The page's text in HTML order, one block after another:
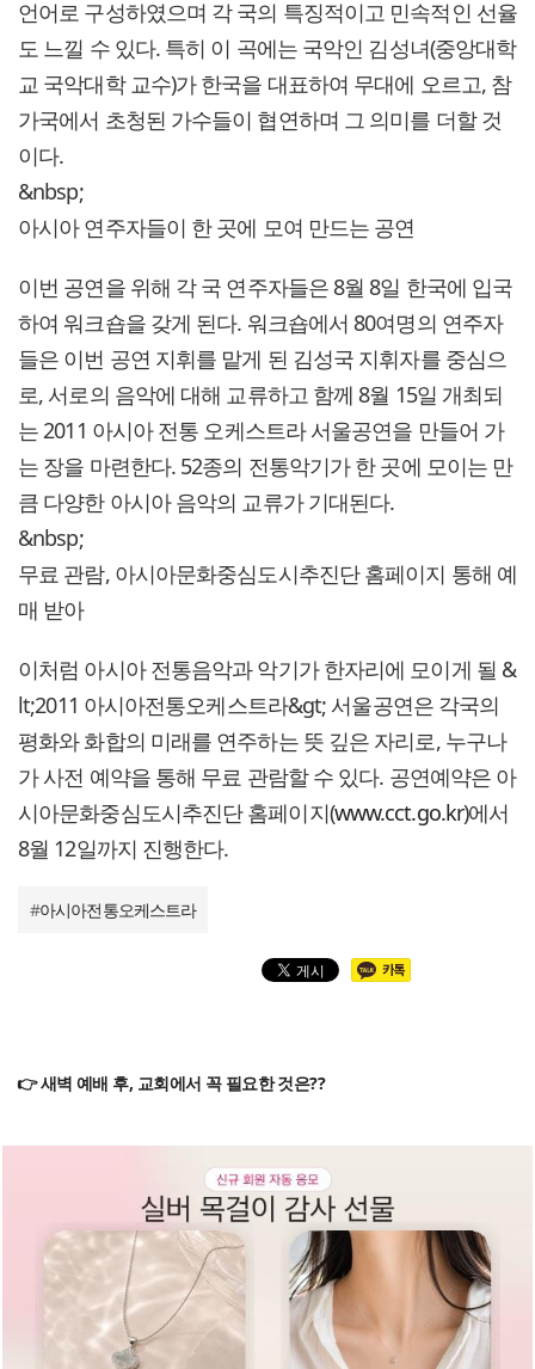
언어로 구성하였으며 각 국의 특징적이고 민속적인 선율
도 느낄 수 있다. 특히 이 곡에는 국악인 김성녀(중앙대학
교 국악대학 교수)가 한국을 대표하여 무대에 오르고, 참
가국에서 초청된 가수들이 협연하며 그 의미를 더할 것
이다.
&nbsp;
아시아 연주자들이 한 곳에 모여 만드는 공연
이번 공연을 위해 각 국 연주자들은 8월 8일 한국에 입국
하여 워크숍을 갖게 된다. 워크숍에서 80여명의 연주자
들은 이번 공연 지휘를 맡게 된 김성국 지휘자를 중심으
로, 서로의 음악에 대해 교류하고 함께 8월 15일 개최되
는 2011 아시아 전통 오케스트라 서울공연을 만들어 가
는 장을 마련한다. 52종의 전통악기가 한 곳에 모이는 만
큼 다양한 아시아 음악의 교류가 기대된다.
&nbsp;
무료 관람, 아시아문화중심도시추진단 홈페이지 통해 예
매 받아
이처럼 아시아 전통음악과 악기가 한자리에 모이게 될 &
lt;2011 아시아전통오케스트라&gt; 서울공연은 각국의
평화와 화합의 미래를 연주하는 뜻 깊은 자리로, 누구나
가 사전 예약을 통해 무료 관람할 수 있다. 공연예약은 아
시아문화중심도시추진단 홈페이지(www.cct.go.kr)에서
8월 12일까지 진행한다.
#아시아전통오케스트라
👉 새벽 예배 후, 교회에서 꼭 필요한 것은??